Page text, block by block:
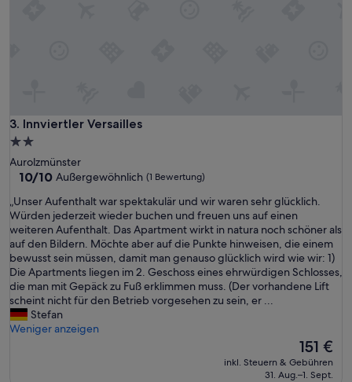
3. Innviertler Versailles
Innviertler Versailles
2.0-
Sterne-
Unterkunft
Aurolzmünster
10.0
10,
Außergewöhnlich,
(1
Bewertung)
10/10 Außergewöhnlich (1 Bewertung)
U
n
s
e
r
A
u
f
e
„Unser Aufenthalt war spektakulär und wir waren sehr glücklich.
Würden jederzeit wieder buchen und freuen uns auf einen
weiteren Aufenthalt. Das Apartment wirkt in natura noch schöner als
auf den Bildern. Möchte aber auf die Punkte hinweisen, die einem
bewusst sein müssen, damit man genauso glücklich wird wie wir: 1)
Die Apartments liegen im 2. Geschoss eines ehrwürdigen Schlosses,
die man mit Gepäck zu Fuß erklimmen muss. (Der vorhandene Lift
scheint nicht für den Betrieb vorgesehen zu sein, er ...
Stefan
Weniger anzeigen
Der
Preis
beträgt
151 €
inkl. Steuern & Gebühren
31. Aug.–1. Sept.